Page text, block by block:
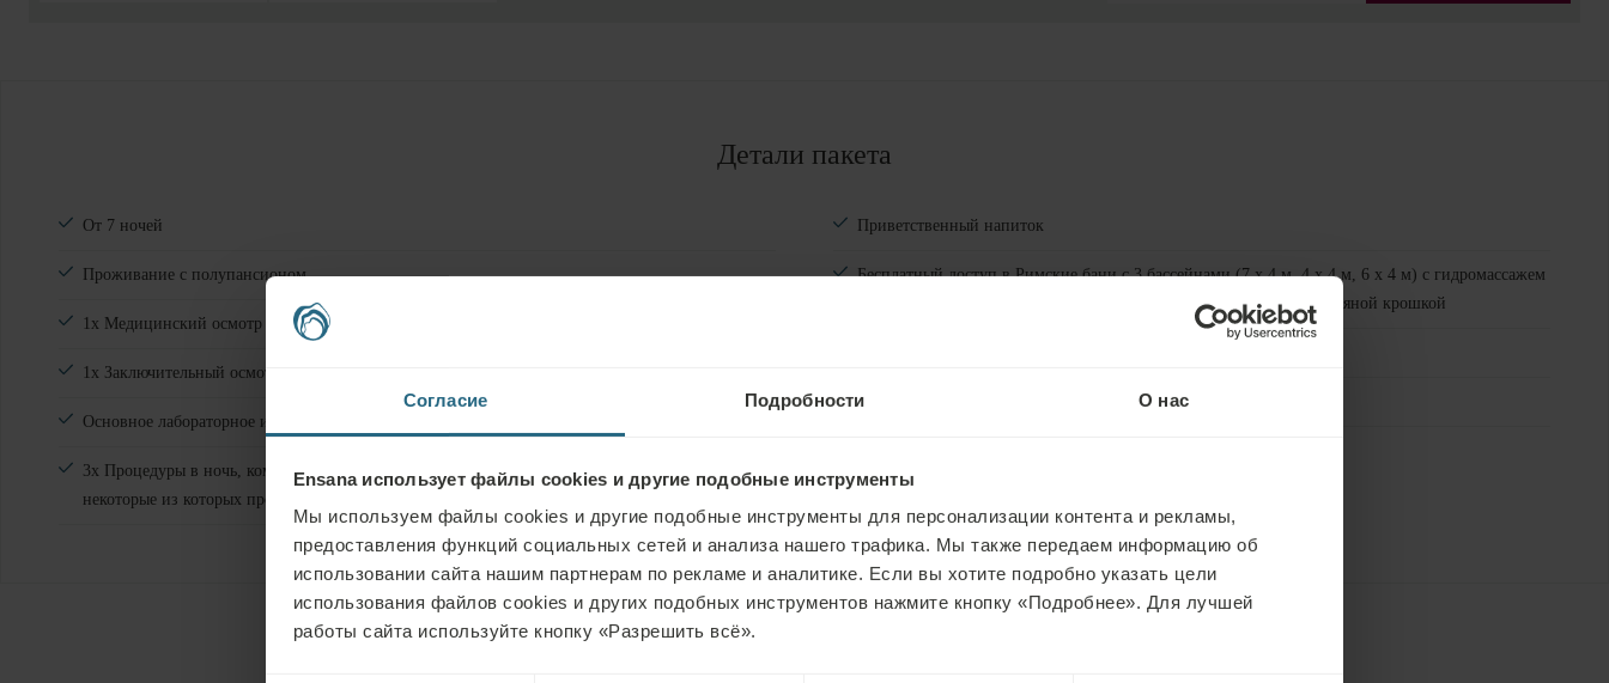
Согласие Подробности О нас
Ensana использует файлы cookies и другие подобные инструменты
Мы используем файлы cookies и другие подобные инструменты для персонализации контента и рекламы,
предоставления функций социальных сетей и анализа нашего трафика. Мы также передаем информацию об
использовании сайта нашим партнерам по рекламе и аналитике. Если вы хотите подробно указать цели
использования файлов cookies и других подобных инструментов нажмите кнопку «Подробнее». Для лучшей
работы сайта используйте кнопку «Разрешить всё».
Детали пакета
От 7 ночей
Проживание с полупансионом
1х Mедицинский осмотр
1х Заключительный осмотр и медицинское заключение по запросу
Основное лабораторное исследование
3х Процедуры в ночь, комбинация природных ресурсов и физиотерапевтических процедур,
некоторые из которых проводятся в группах
Приветственный напиток
Бесплатный доступ в Римские бани с 3 бассейнами (7 x 4 м, 4 x 4 м, 6 x 4 м) с гидромассажем
и джакузи. Мир саун с 2 саунами, паровой баней, бассейном и ледяной крошкой
Бесплатный вход в фитнес-центр Premier в отеле Centrální Lázně